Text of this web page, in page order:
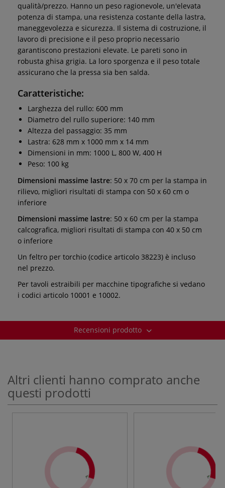
qualità/prezzo. Hanno un peso ragionevole, un'elevata
potenza di stampa, una resistenza costante della lastra,
maneggevolezza e sicurezza. Il sistema di costruzione, il
lavoro di precisione e il peso proprio necessario
garantiscono prestazioni elevate. Le pareti sono in
robusta ghisa grigia. La loro sporgenza e il peso totale
assicurano che la pressa sia ben salda.
Caratteristiche:
Larghezza del rullo: 600 mm
Diametro del rullo superiore: 140 mm
Altezza del passaggio: 35 mm
Lastra: 628 mm x 1000 mm x 14 mm
Dimensioni in mm: 1000 L, 800 W, 400 H
Peso: 100 kg
Dimensioni massime lastre: 50 x 70 cm per la stampa in
rilievo, migliori risultati di stampa con 50 x 60 cm o
inferiore
Dimensioni massime lastre: 50 x 60 cm per la stampa
calcografica, migliori risultati di stampa con 40 x 50 cm
o inferiore
Un feltro per torchio (codice articolo 38223) è incluso
nel prezzo.
Per tavoli estraibili per macchine tipografiche si vedano
i codici articolo 10001 e 10002.
Recensioni prodotto
Altri clienti hanno comprato anche
questi prodotti